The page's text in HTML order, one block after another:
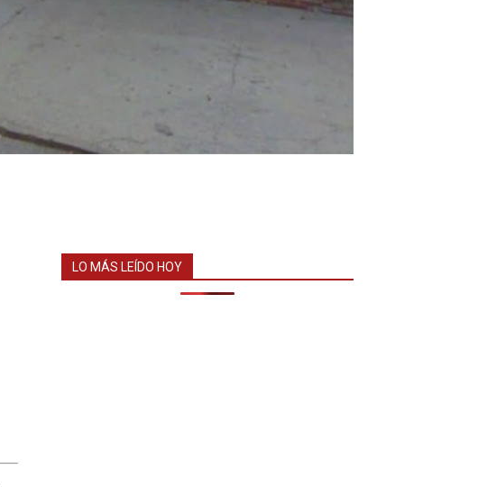
LO MÁS LEÍDO HOY